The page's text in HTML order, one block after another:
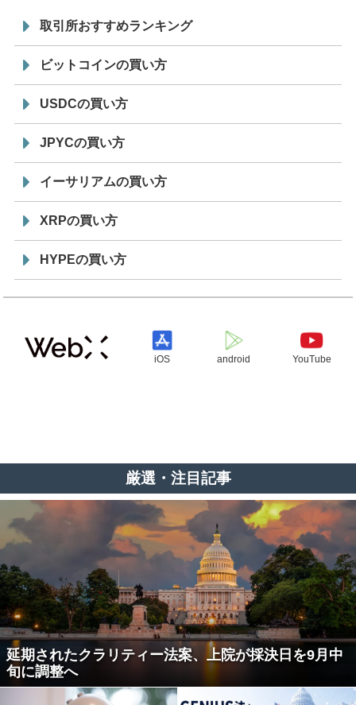
取引所おすすめランキング
ビットコインの買い方
USDCの買い方
JPYCの買い方
イーサリアムの買い方
XRPの買い方
HYPEの買い方
iOS android YouTube
厳選・注目記事
延期されたクラリティー法案、上院が採決日を9月中
旬に調整へ